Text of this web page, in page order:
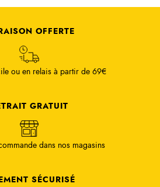
OFFERTE
ou en relais à partir de 69€
GRATUIT
dans nos magasins
SÉCURISÉ